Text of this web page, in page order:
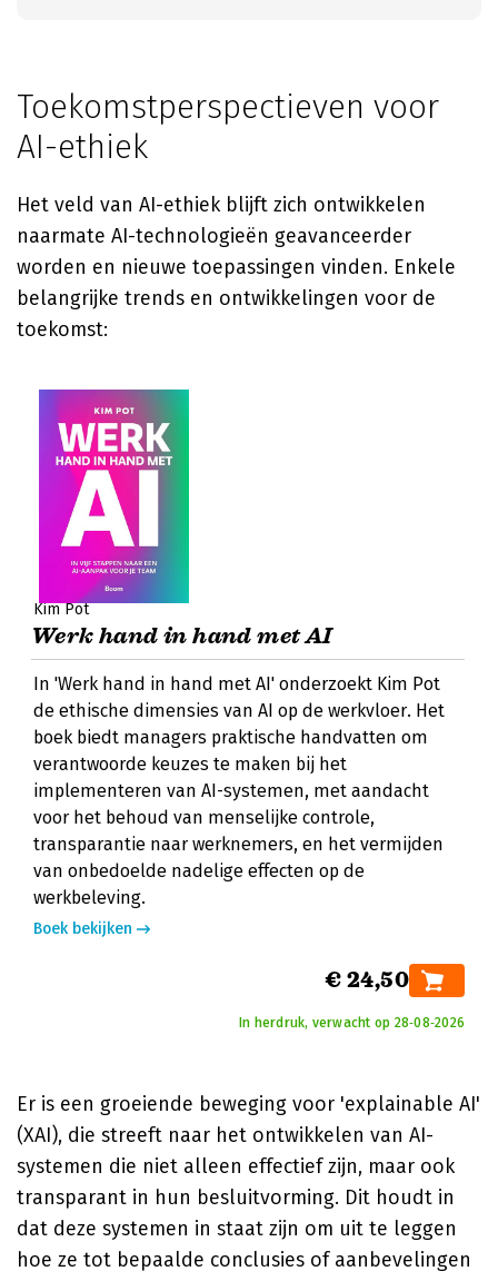
Toekomstperspectieven voor
AI-ethiek
Het veld van AI-ethiek blijft zich ontwikkelen
naarmate AI-technologieën geavanceerder
worden en nieuwe toepassingen vinden. Enkele
belangrijke trends en ontwikkelingen voor de
toekomst:
Kim Pot
Werk hand in hand met AI
In 'Werk hand in hand met AI' onderzoekt Kim Pot
de ethische dimensies van AI op de werkvloer. Het
boek biedt managers praktische handvatten om
verantwoorde keuzes te maken bij het
implementeren van AI-systemen, met aandacht
voor het behoud van menselijke controle,
transparantie naar werknemers, en het vermijden
van onbedoelde nadelige effecten op de
werkbeleving.
Boek bekijken
€ 24,50
In herdruk, verwacht op 28‑08‑2026
Er is een groeiende beweging voor 'explainable AI'
(XAI), die streeft naar het ontwikkelen van AI-
systemen die niet alleen effectief zijn, maar ook
transparant in hun besluitvorming. Dit houdt in
dat deze systemen in staat zijn om uit te leggen
hoe ze tot bepaalde conclusies of aanbevelingen